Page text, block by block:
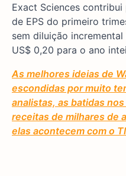
Exact Sciences
de EPS do primeiro
sem diluição
US$ 0,20 para o ano
As melhores ideias de
escondidas por muito
analistas, as batidas
receitas de milhares de
elas acontecem com o